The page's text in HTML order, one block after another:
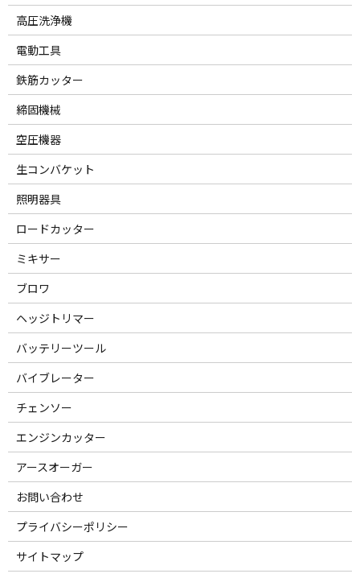
高圧洗浄機
電動工具
鉄筋カッター
締固機械
空圧機器
生コンバケット
照明器具
ロードカッター
ミキサー
ブロワ
ヘッジトリマー
バッテリーツール
バイブレーター
チェンソー
エンジンカッター
アースオーガー
お問い合わせ
プライバシーポリシー
サイトマップ